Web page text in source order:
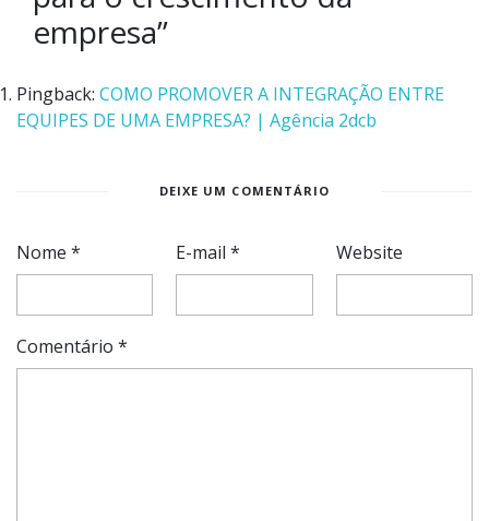
empresa”
Pingback: COMO PROMOVER A INTEGRAÇÃO ENTRE
EQUIPES DE UMA EMPRESA? | Agência 2dcb
DEIXE UM COMENTÁRIO
Nome * E-mail* Website
Comentário *